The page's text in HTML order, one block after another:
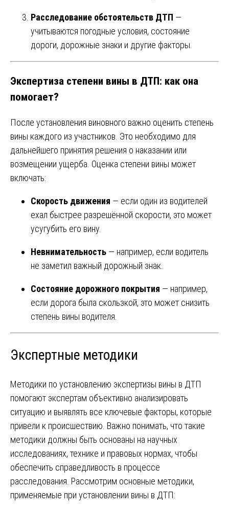
Расследование обстоятельств ДТП —
учитываются погодные условия, состояние
дороги, дорожные знаки и другие факторы.
Экспертиза степени вины в ДТП: как она
помогает?
После установления виновного важно оценить степень
вины каждого из участников. Это необходимо для
дальнейшего принятия решения о наказании или
возмещении ущерба. Оценка степени вины может
включать:
Скорость движения — если один из водителей
ехал быстрее разрешённой скорости, это может
усугубить его вину.
Невнимательность — например, если водитель
не заметил важный дорожный знак.
Состояние дорожного покрытия — например,
если дорога была скользкой, это может снизить
степень вины водителя.
Экспертные методики
Методики по установлению экспертизы вины в ДТП
помогают экспертам объективно анализировать
ситуацию и выявлять все ключевые факторы, которые
привели к происшествию. Важно понимать, что такие
методики должны быть основаны на научных
исследованиях, технике и правовых нормах, чтобы
обеспечить справедливость в процессе
расследования. Рассмотрим основные методики,
применяемые при установлении вины в ДТП: